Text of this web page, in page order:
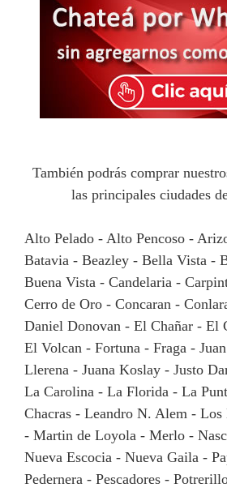
También podrás comprar
las principales ciudades
Alto Pelado - Alto Pencoso -
Batavia - Beazley - Bella Vista -
Buena Vista - Candelaria -
Cerro de Oro - Concaran -
Daniel Donovan - El Chañar - El
El Volcan - Fortuna - Fraga -
Llerena - Juana Koslay - Justo
La Carolina - La Florida - La
Chacras - Leandro N. Alem -
- Martin de Loyola - Merlo -
Nueva Escocia - Nueva Gaila -
Pedernera - Pescadores -